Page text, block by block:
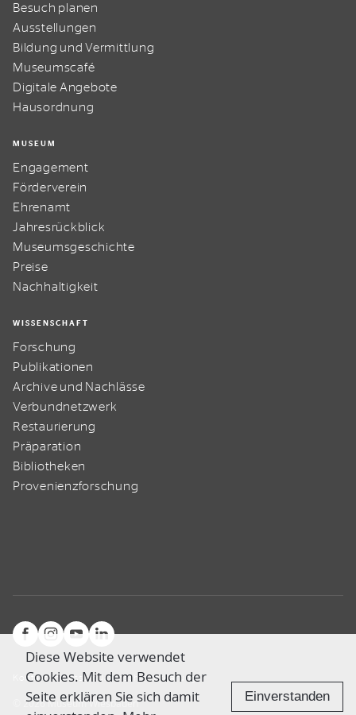
Besuch planen
Ausstellungen
Bildung und Vermittlung
Museumscafé
Digitale Angebote
Hausordnung
MUSEUM
Engagement
Förderverein
Ehrenamt
Jahresrückblick
Museumsgeschichte
Preise
Nachhaltigkeit
WISSENSCHAFT
Forschung
Publikationen
Archive und Nachlässe
Verbundnetzwerk
Restaurierung
Präparation
Bibliotheken
Provenienzforschung
KontaktImpressumDatenschutzerklärung
© 2026 Museum Wiesbaden
Diese Website verwendet
Cookies. Mit dem Besuch der
Seite erklären Sie sich damit
Einverstanden